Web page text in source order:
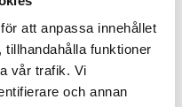
att anpassa innehållet
funktioner
vår trafik. Vi
och annan